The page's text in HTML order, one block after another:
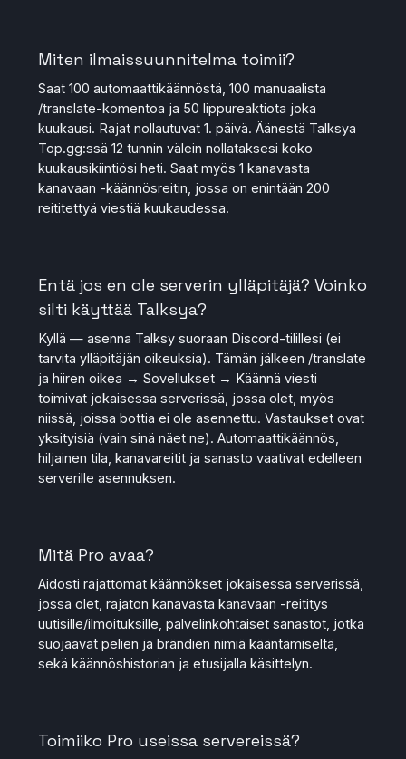
Miten ilmaissuunnitelma toimii?
Saat 100 automaattikäännöstä, 100 manuaalista
/translate-komentoa ja 50 lippureaktiota joka
kuukausi. Rajat nollautuvat 1. päivä. Äänestä Talksya
Top.gg:ssä 12 tunnin välein nollataksesi koko
kuukausikiintiösi heti. Saat myös 1 kanavasta
kanavaan -käännösreitin, jossa on enintään 200
reititettyä viestiä kuukaudessa.
Entä jos en ole serverin ylläpitäjä? Voinko
silti käyttää Talksya?
Kyllä — asenna Talksy suoraan Discord-tilillesi (ei
tarvita ylläpitäjän oikeuksia). Tämän jälkeen /translate
ja hiiren oikea → Sovellukset → Käännä viesti
toimivat jokaisessa serverissä, jossa olet, myös
niissä, joissa bottia ei ole asennettu. Vastaukset ovat
yksityisiä (vain sinä näet ne). Automaattikäännös,
hiljainen tila, kanavareitit ja sanasto vaativat edelleen
serverille asennuksen.
Mitä Pro avaa?
Aidosti rajattomat käännökset jokaisessa serverissä,
jossa olet, rajaton kanavasta kanavaan -reititys
uutisille/ilmoituksille, palvelinkohtaiset sanastot, jotka
suojaavat pelien ja brändien nimiä kääntämiseltä,
sekä käännöshistorian ja etusijalla käsittelyn.
Toimiiko Pro useissa servereissä?